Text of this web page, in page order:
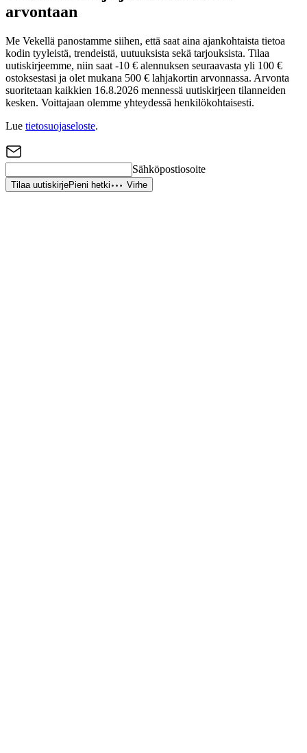
arvontaan
Me Vekellä panostamme siihen, että saat aina ajankohtaista tietoa
kodin tyyleistä, trendeistä, uutuuksista sekä tarjouksista. Tilaa
uutiskirjeemme, niin saat -10 € alennuksen seuraavasta yli 100 €
ostoksestasi ja olet mukana 500 € lahjakortin arvonnassa. Arvonta
suoritetaan kaikkien 16.8.2026 mennessä uutiskirjeen tilanneiden
kesken. Voittajaan olemme yhteydessä henkilökohtaisesti.
Lue tietosuojaseloste.
Sähköpostiosoite
Tilaa uutiskirjePieni hetki Virhe